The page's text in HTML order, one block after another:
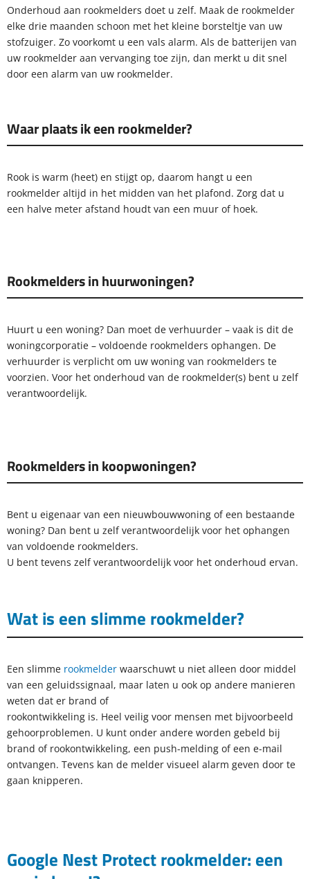
Onderhoud aan rookmelders doet u zelf. Maak de rookmelder
elke drie maanden schoon met het kleine borsteltje van uw
stofzuiger. Zo voorkomt u een vals alarm. Als de batterijen van
uw rookmelder aan vervanging toe zijn, dan merkt u dit snel
door een alarm van uw rookmelder.
Waar plaats ik een rookmelder?
Rook is warm (heet) en stijgt op, daarom hangt u een
rookmelder altijd in het midden van het plafond. Zorg dat u
een halve meter afstand houdt van een muur of hoek.
Rookmelders in huurwoningen?
Huurt u een woning? Dan moet de verhuurder – vaak is dit de
woningcorporatie – voldoende rookmelders ophangen. De
verhuurder is verplicht om uw woning van rookmelders te
voorzien. Voor het onderhoud van de rookmelder(s) bent u zelf
verantwoordelijk.
Rookmelders in koopwoningen?
Bent u eigenaar van een nieuwbouwwoning of een bestaande
woning? Dan bent u zelf verantwoordelijk voor het ophangen
van voldoende rookmelders.
U bent tevens zelf verantwoordelijk voor het onderhoud ervan.
Wat is een slimme rookmelder?
Een slimme rookmelder waarschuwt u niet alleen door middel
van een geluidssignaal, maar laten u ook op andere manieren
weten dat er brand of
rookontwikkeling is. Heel veilig voor mensen met bijvoorbeeld
gehoorproblemen. U kunt onder andere worden gebeld bij
brand of rookontwikkeling, een push-melding of een e-mail
ontvangen. Tevens kan de melder visueel alarm geven door te
gaan knipperen.
Google Nest Protect rookmelder: een